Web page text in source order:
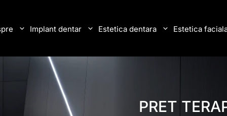
Implant dentar Estetica dentara Estetica
PRET